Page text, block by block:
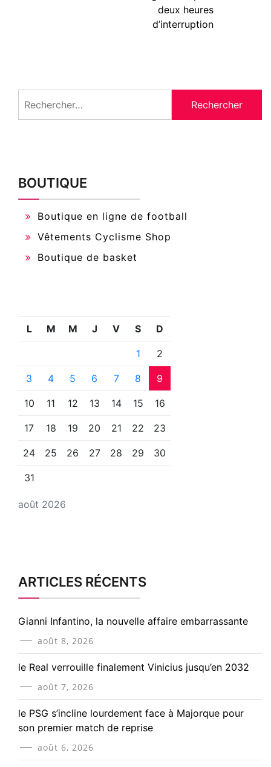
deux heures
d’interruption
BOUTIQUE
Boutique en ligne de football
Vêtements Cyclisme Shop
Boutique de basket
août 2026
L M M J V S D
1 2
3 4 5 6 7 8 9
10 11 12 13 14 15 16
17 18 19 20 21 22 23
24 25 26 27 28 29 30
31
ARTICLES RÉCENTS
Gianni Infantino, la nouvelle affaire embarrassante
août 8, 2026
le Real verrouille finalement Vinicius jusqu’en 2032
août 7, 2026
le PSG s’incline lourdement face à Majorque pour
son premier match de reprise
août 6, 2026